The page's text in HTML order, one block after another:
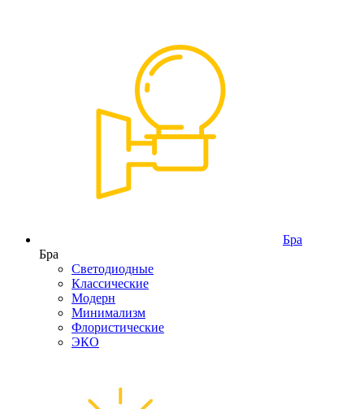
Бра
Бра
Светодиодные
Классические
Модерн
Минимализм
Флористические
ЭКО